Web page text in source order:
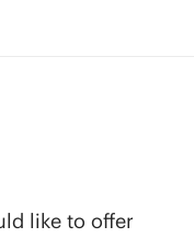
like to offer